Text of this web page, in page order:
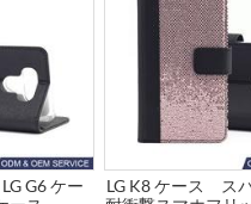
G6 ケー
LG K8 ケース ス